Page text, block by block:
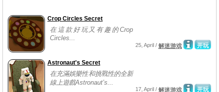
Crop Сircles Secret
在這款好玩又有趣的Crop
Circles...
开玩
25, April / 解迷游戏
Astronaut's Secret
在充滿娛樂性和挑戰性的全新
線上遊戲Astronaut’s...
开玩
17, April / 解迷游戏